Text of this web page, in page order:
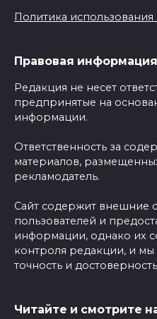
Политика
Правовая
Редакция не несет
предпринятые на
информации.
Ответственность за
материалов,
рекламодатель.
Сайт содержит внешние
пользователей и
информации, однако их
контроля редакции, и мы
точность и
Читайте и смотрите